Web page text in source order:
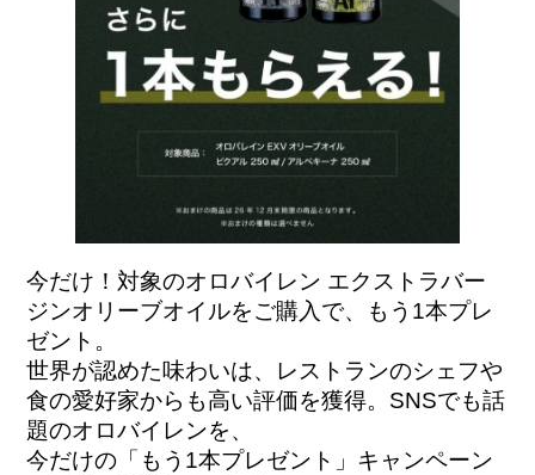
今だけ！対象のオロバイレン エクストラバー
ジンオリーブオイルをご購入で、もう1本プレ
ゼント。
世界が認めた味わいは、レストランのシェフや
食の愛好家からも高い評価を獲得。SNSでも話
題のオロバイレンを、
今だけの「もう1本プレゼント」キャンペーン